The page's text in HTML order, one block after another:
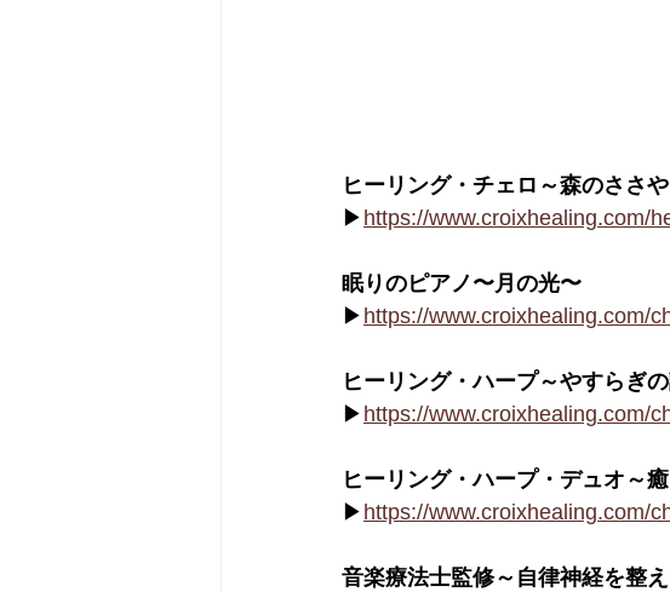
ヒーリング・チェロ～森のささや
▶ https://www.croixhealing.com/
眠りのピアノ〜月の光〜
▶ https://www.croixhealing.com/
ヒーリング・ハープ～やすらぎ
▶ https://www.croixhealing.com/
ヒーリング・ハープ・デュオ～
▶ https://www.croixhealing.com/
音楽療法士監修～自律神経を整